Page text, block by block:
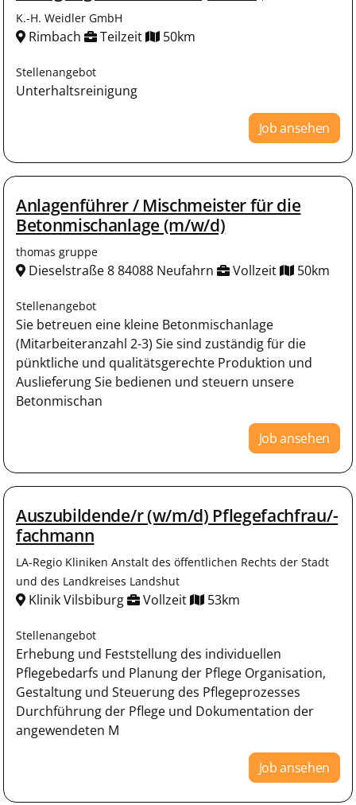
K.-H. Weidler GmbH
Rimbach Teilzeit 50km
Stellenangebot
Unterhaltsreinigung
Job ansehen
Anlagenführer / Mischmeister für die
Betonmischanlage (m/w/d)
thomas gruppe
Dieselstraße 8 84088 Neufahrn Vollzeit 50km
Stellenangebot
Sie betreuen eine kleine Betonmischanlage
(Mitarbeiteranzahl 2-3) Sie sind zuständig für die
pünktliche und qualitätsgerechte Produktion und
Auslieferung Sie bedienen und steuern unsere
Betonmischan
Job ansehen
Auszubildende/r (w/m/d) Pflegefachfrau/-
fachmann
LA-Regio Kliniken Anstalt des öffentlichen Rechts der Stadt
und des Landkreises Landshut
Klinik Vilsbiburg Vollzeit 53km
Stellenangebot
Erhebung und Feststellung des individuellen
Pflegebedarfs und Planung der Pflege Organisation,
Gestaltung und Steuerung des Pflegeprozesses
Durchführung der Pflege und Dokumentation der
angewendeten M
Job ansehen